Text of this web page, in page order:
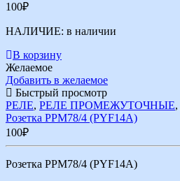
100₽
НАЛИЧИЕ: в наличии
В корзину
Желаемое
Добавить в желаемое
Быстрый просмотр
РЕЛЕ, РЕЛЕ ПРОМЕЖУТОЧНЫЕ,
Розетка РРМ78/4 (PYF14A)
100₽
Розетка РРМ78/4 (PYF14A)